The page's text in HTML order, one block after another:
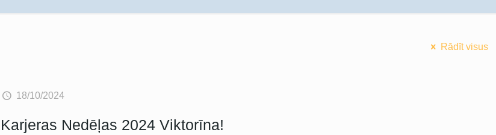
Rādīt visus
18/10/2024
Karjeras Nedēļas 2024 Viktorīna!